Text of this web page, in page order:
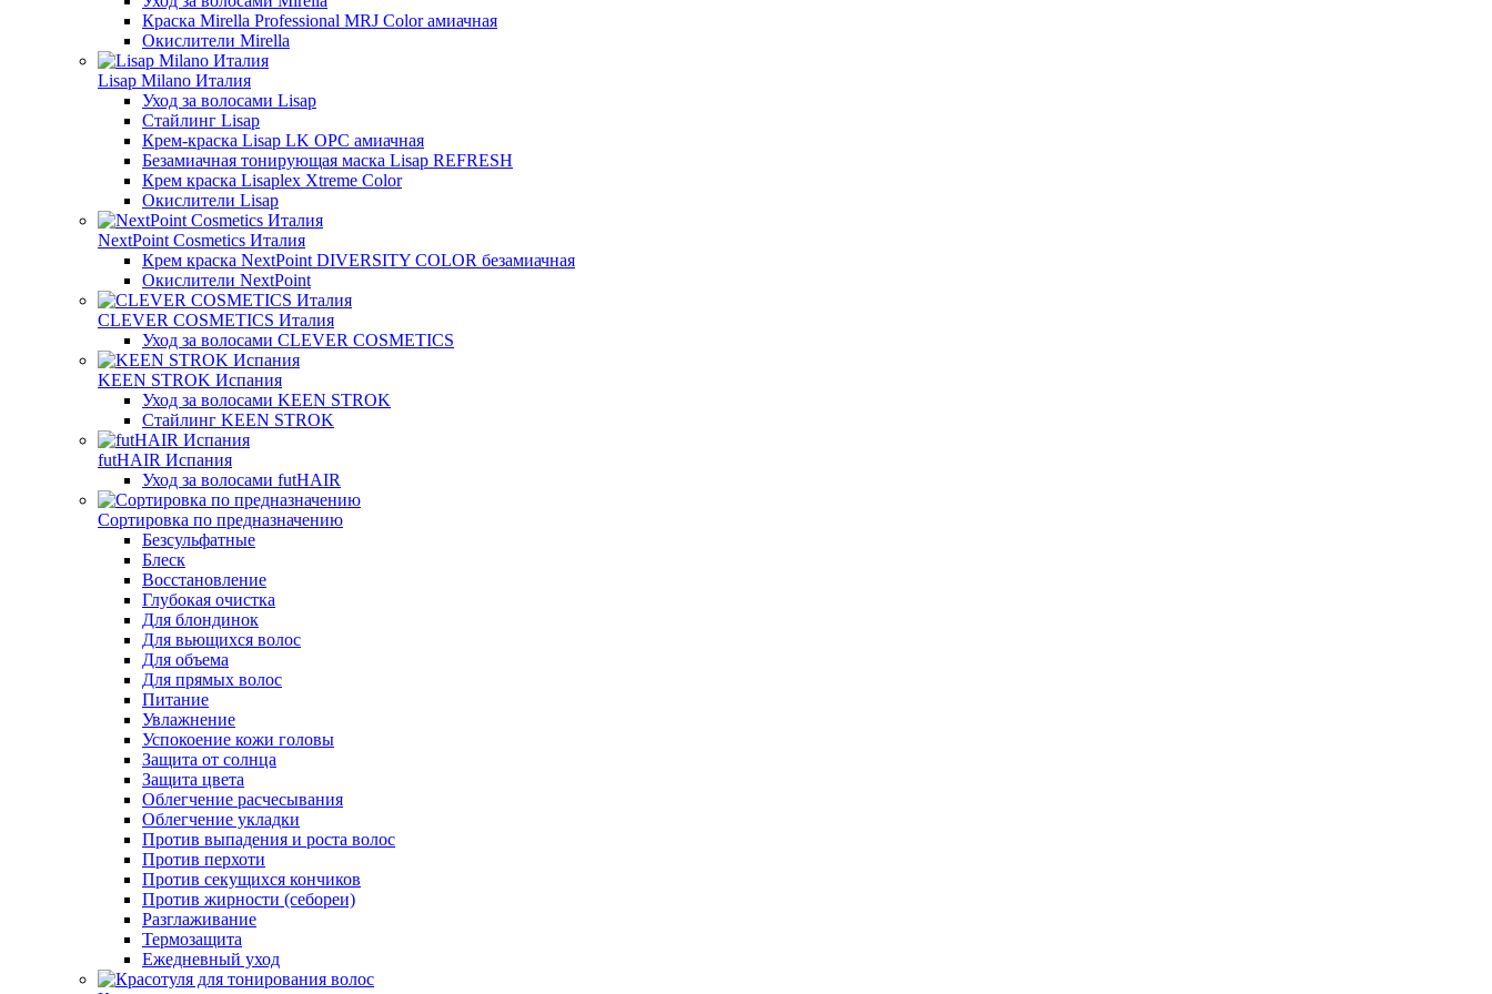
Краска Mirella Professional MRJ Color амиачная
Окислители Mirella
Lisap Milano Италия
Уход за волосами Lisap
Стайлинг Lisap
Крем-краска Lisap LK OPC амиачная
Безамиачная тонирующая маска Lisap REFRESH
Крем краска Lisaplex Xtreme Color
Окислители Lisap
NextPoint Cosmetics Италия
Крем краска NextPoint DIVERSITY COLOR безамиачная
Окислители NextPoint
CLEVER COSMETICS Италия
Уход за волосами CLEVER COSMETICS
KEEN STROK Испания
Уход за волосами KEEN STROK
Стайлинг KEEN STROK
futHAIR Испания
Уход за волосами futHAIR
Сортировка по предназначению
Безсульфатные
Блеск
Восстановление
Глубокая очистка
Для блондинок
Для вьющихся волос
Для объема
Для прямых волос
Питание
Увлажнение
Успокоение кожи головы
Защита от солнца
Защита цвета
Облегчение расчесывания
Облегчение укладки
Против выпадения и роста волос
Против перхоти
Против секущихся кончиков
Против жирности (себореи)
Разглаживание
Термозащита
Ежедневный уход